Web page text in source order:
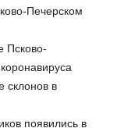
Печерском
Псково-
склонов в
появились в